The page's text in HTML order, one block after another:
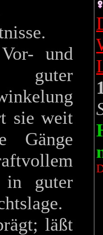
und
sie weit
Gänge
in guter
läßt